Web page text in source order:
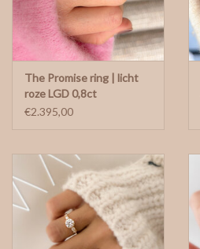
The Promise ring | licht
roze LGD 0,8ct
€2.395,00